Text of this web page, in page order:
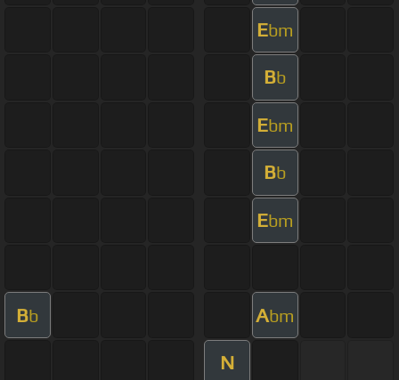
Ebm
Bb
Ebm
Bb
Ebm
Bb Abm
N